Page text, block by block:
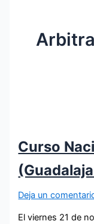
Curso
Deja un
El viernes 21 de